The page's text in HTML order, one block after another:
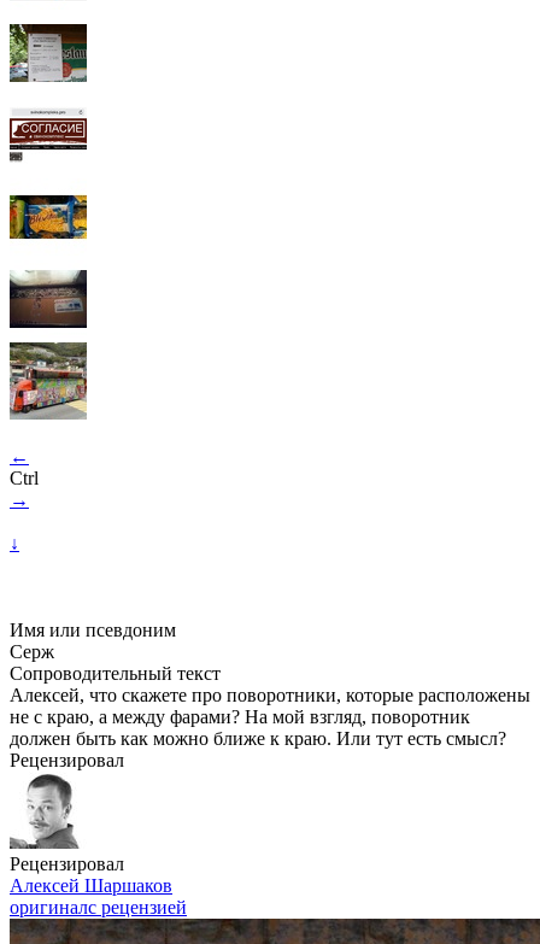
←
Ctrl
→
↓
Имя или псевдоним
Серж
Сопроводительный текст
Алексей, что скажете про поворотники, которые расположены
не с краю, а между фарами? На мой взгляд, поворотник
должен быть как можно ближе к краю. Или тут есть смысл?
Рецензировал
Рецензировал
Алексей Шаршаков
оригиналс рецензией